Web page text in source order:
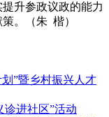
升参政议政的能力
。（朱 楷）
”暨乡村振兴人才
诊进社区”活动